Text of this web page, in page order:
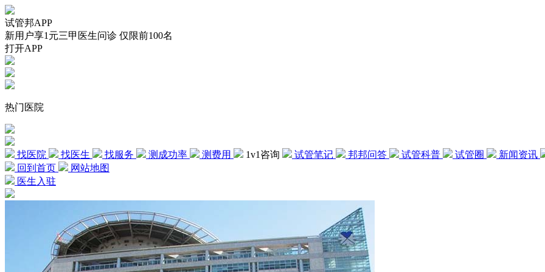
试管邦APP
新用户享1元三甲医生问诊 仅限前100名
打开APP
热门医院
找医院 找医生 找服务 测成功率 测费用 1v1咨询 试管笔记 邦邦问答 试管科普 试管圈
新闻资讯
回到首页
网站地图
医生入驻